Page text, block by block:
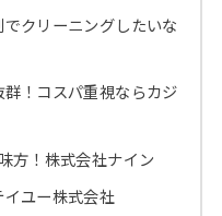
クリーニングしたいな
！コスパ重視ならカジ
方！株式会社ナイン
ユー株式会社